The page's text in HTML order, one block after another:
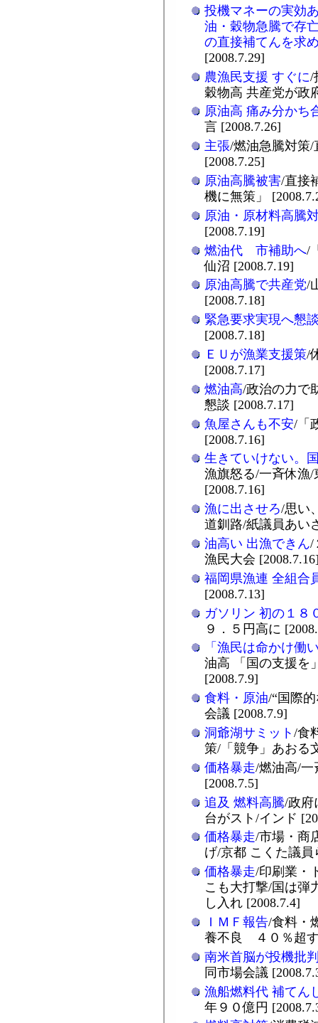
投機マネーの実効
油・穀物急騰で存
の直接補てんを求
[2008.7.29]
農漁民支援 すぐに/
穀物高 共産党が政
原油高 痛み分かち
言 [2008.7.26]
主張/燃油急騰対策/
[2008.7.25]
原油高騰被害/直接
機に無策」
原油・原材料高騰
[2008.7.19]
燃油代 市補助へ/
仙沼 [2008.7.19]
原油高騰で共産党/
[2008.7.18]
緊急要求実現へ懇
[2008.7.18]
ＥＵが漁業支援策/
[2008.7.17]
燃油高/政治の力で
懇談 [2008.7.17]
魚屋さんも不安/「
[2008.7.16]
生きていけない。
漁旗怒る/一斉休漁
[2008.7.16]
漁に出させろ/思い
道釧路/紙議員あい
油高い 出漁できん/
漁民大会
福岡県漁連 全組合
[2008.7.13]
ガソリン 初の１８
９．５円高に
「漁民は命かけ働
油高 「国の支援を
[2008.7.9]
食料・原油/“国際
会議 [2008.7.9]
洞爺湖サミット /食
策/「競争」あおる
価格暴走/燃油高/一
[2008.7.5]
追及 燃料高騰/政府
台がスト/インド
価格暴走/市場・商
げ/京都 こくた議員
価格暴走/印刷業・
こも大打撃/国は弾
し入れ [2008.7.4]
ＩＭＦ報告/食料・
養不良 ４０％超
南米首脳が投機批
同市場会議
漁船燃料代 補てん
年９０億円